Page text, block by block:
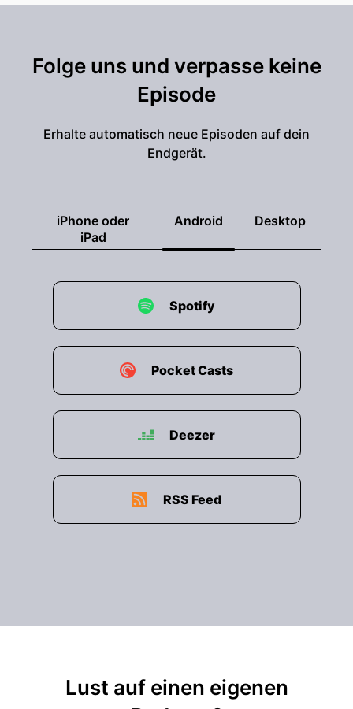
Folge uns und verpasse keine
Episode
Erhalte automatisch neue Episoden auf dein
Endgerät.
iPhone oder
iPad
Android Desktop
Spotify
Pocket Casts
Deezer
RSS Feed
Lust auf einen eigenen